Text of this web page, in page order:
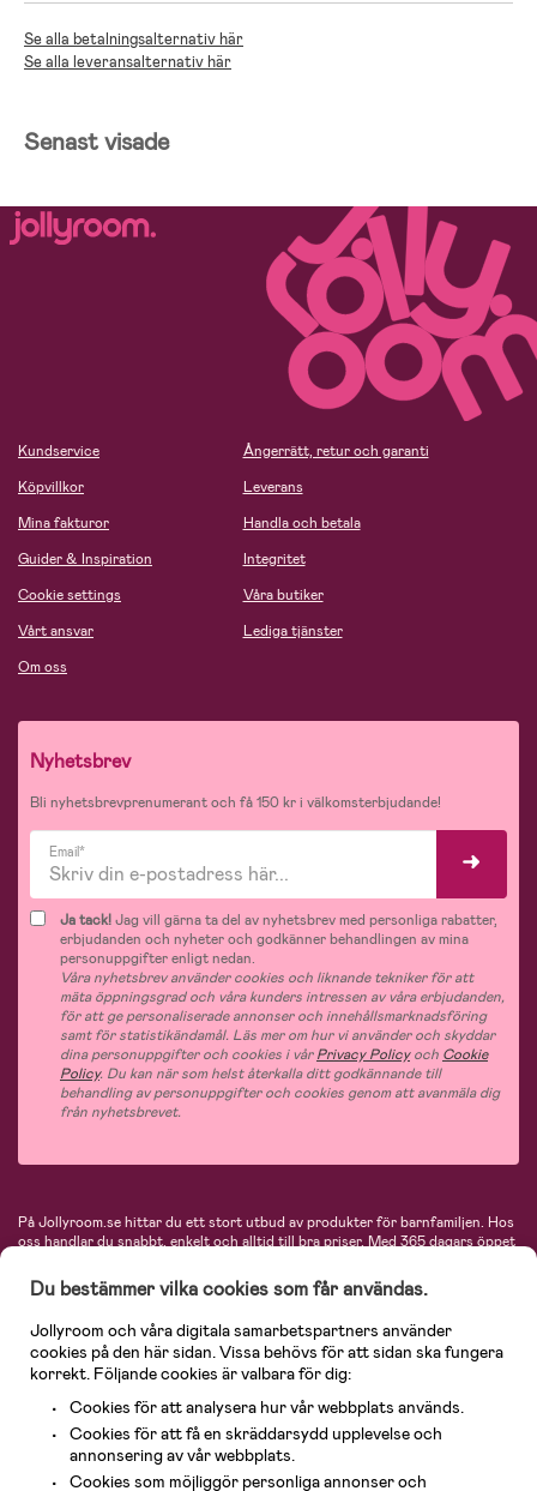
Se alla betalningsalternativ här
Se alla leveransalternativ här
Senast visade
Kundservice
Köpvillkor
Mina fakturor
Guider & Inspiration
Cookie settings
Vårt ansvar
Om oss
Ångerrätt, retur och garanti
Leverans
Handla och betala
Integritet
Våra butiker
Lediga tjänster
Nyhetsbrev
Bli nyhetsbrevprenumerant och få 150 kr i välkomsterbjudande!
Email*
Ja tack!Jag vill gärna ta del av nyhetsbrev med personliga rabatter,
erbjudanden och nyheter och godkänner behandlingen av mina
personuppgifter enligt nedan.
Våra nyhetsbrev använder cookies och liknande tekniker för att
mäta öppningsgrad och våra kunders intressen av våra erbjudanden,
för att ge personaliserade annonser och innehållsmarknadsföring
samt för statistikändamål. Läs mer om hur vi använder och skyddar
dina personuppgifter och cookies i vårPrivacy Policyoch Cookie
Policy. Du kan när som helst återkalla ditt godkännande till
behandling av personuppgifter och cookies genom att avanmäla dig
från nyhetsbrevet.
På Jollyroom.se hittar du ett stort utbud av produkter för barnfamiljen. Hos
oss handlar du snabbt, enkelt och alltid till bra priser. Med 365 dagars öppet
hos oss. I vårt sortiment hittar du barnvagnar, bilstolar, kläder för barn och
baby, produkter för mamman, massor av inspirerande inredning, leksaker,
varumärken så som Britax, Maxi-Cosi, Baby Jogger, BabyBjörn, Didriksons,
KidKraft, Ergobaby, Philips Avent, Neonate, Cybex, LEGO och många fler.
Välkommen in och kika runt i Nordens största barn- och babybutik på nätet!
Du bestämmer vilka cookies som får användas.
Jollyroom och våra digitala samarbetspartners använder
cookies på den här sidan. Vissa behövs för att sidan ska fungera
korrekt. Följande cookies är valbara för dig:
Cookies för att analysera hur vår webbplats används.
Cookies för att få en skräddarsydd upplevelse och
annonsering av vår webbplats.
Cookies som möjliggör personliga annonser och